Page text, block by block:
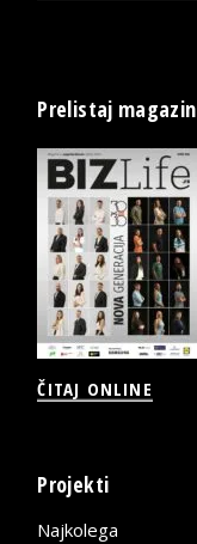
Prelistaj magazin
ČITAJ ONLINE
Projekti
Najkolega